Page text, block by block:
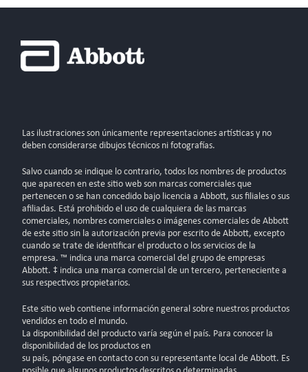
Las ilustraciones son únicamente representaciones artísticas y no
deben considerarse dibujos técnicos ni fotografías.
Salvo cuando se indique lo contrario, todos los nombres de productos
que aparecen en este sitio web son marcas comerciales que
pertenecen o se han concedido bajo licencia a Abbott, sus filiales o sus
afiliadas. Está prohibido el uso de cualquiera de las marcas
comerciales, nombres comerciales o imágenes comerciales de Abbott
de este sitio sin la autorización previa por escrito de Abbott, excepto
cuando se trate de identificar el producto o los servicios de la
empresa. ™ indica una marca comercial del grupo de empresas
Abbott. ‡ indica una marca comercial de un tercero, perteneciente a
sus respectivos propietarios.
Este sitio web contiene información general sobre nuestros productos
vendidos en todo el mundo.
La disponibilidad del producto varía según el país. Para conocer la
disponibilidad de los productos en
su país, póngase en contacto con su representante local de Abbott. Es